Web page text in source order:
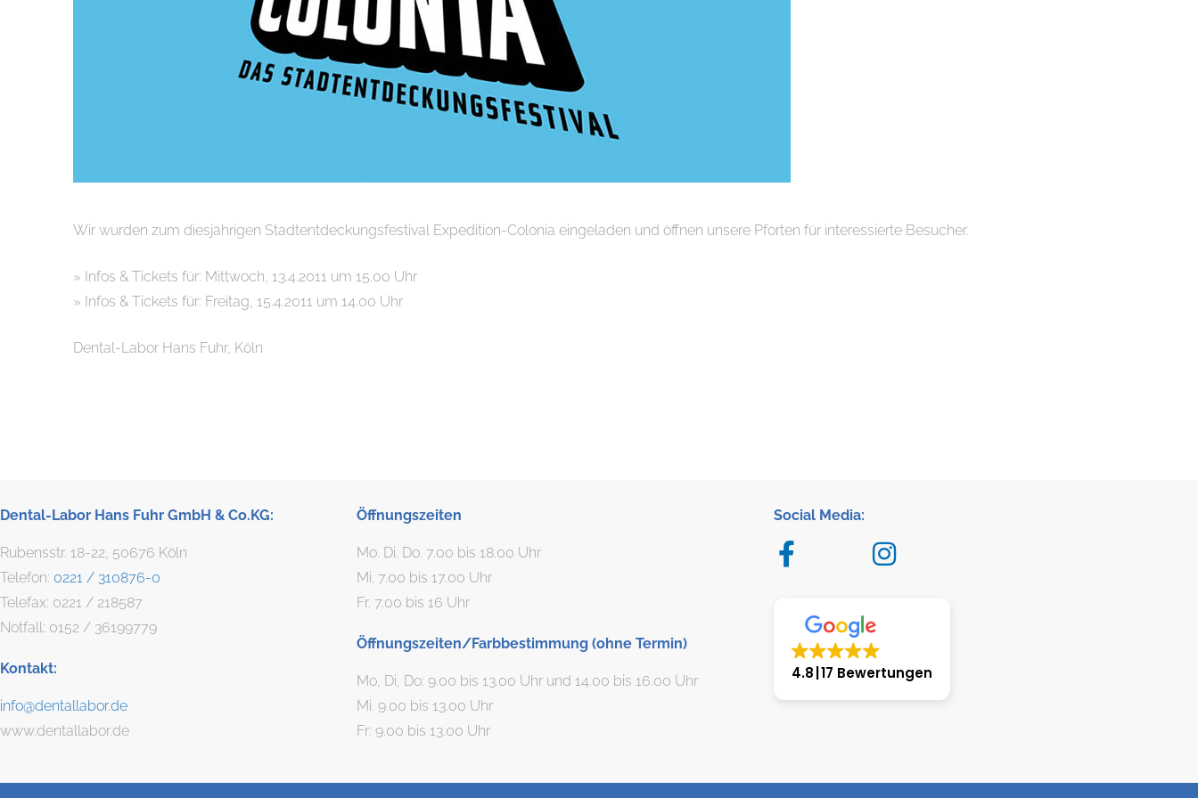
Wir wurden zum diesjährigen Stadtentdeckungsfestival Expedition-Colonia eingeladen und öffnen unsere Pforten für interessierte Besucher.
» Infos & Tickets für: Mittwoch, 13.4.2011 um 15.00 Uhr
» Infos & Tickets für: Freitag, 15.4.2011 um 14.00 Uhr
Dental-Labor Hans Fuhr, Köln
Dental-Labor Hans Fuhr GmbH & Co.KG:
Rubensstr. 18-22, 50676 Köln
Telefon: 0221 / 310876-0
Telefax: 0221 / 218587
Notfall: 0152 / 36199779
Kontakt:
info@dentallabor.de
www.dentallabor.de
Öffnungszeiten
Mo. Di. Do. 7.00 bis 18.00 Uhr
Mi. 7.00 bis 17.00 Uhr
Fr. 7.00 bis 16 Uhr
Öffnungszeiten/Farbbestimmung (ohne Termin)
Mo, Di, Do: 9.00 bis 13.00 Uhr und 14.00 bis 16.00 Uhr
Mi. 9.00 bis 13.00 Uhr
Fr: 9.00 bis 13.00 Uhr
Social Media:
4.8 17 Bewertungen